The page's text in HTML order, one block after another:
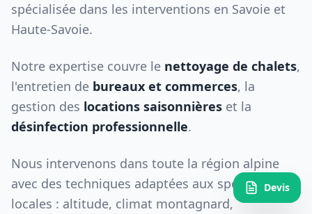
spécialisée dans les interventions en Savoie et
Haute-Savoie.
Notre expertise couvre le nettoyage de chalets,
l'entretien de bureaux et commerces, la
gestion des locations saisonnières et la
désinfection professionnelle.
Nous intervenons dans toute la région alpine
avec des techniques adaptées aux spécificités
locales : altitude, climat montagnard,
Devis